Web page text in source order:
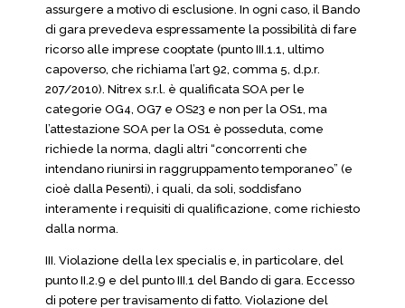
assurgere a motivo di esclusione. In ogni caso, il Bando
di gara prevedeva espressamente la possibilità di fare
ricorso alle imprese cooptate (punto III.1.1, ultimo
capoverso, che richiama l’art 92, comma 5, d.p.r.
207/2010). Nitrex s.r.l. è qualificata SOA per le
categorie OG4, OG7 e OS23 e non per la OS1, ma
l’attestazione SOA per la OS1 è posseduta, come
richiede la norma, dagli altri “concorrenti che
intendano riunirsi in raggruppamento temporaneo” (e
cioè dalla Pesenti), i quali, da soli, soddisfano
interamente i requisiti di qualificazione, come richiesto
dalla norma.
III. Violazione della lex specialis e, in particolare, del
punto II.2.9 e del punto III.1 del Bando di gara. Eccesso
di potere per travisamento di fatto. Violazione del